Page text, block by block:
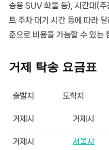
승용·SUV·화물 등), 시간대(
트·주차·대기 시간 등에 따라
준으로 비용을 가늠할 수 있는
거제 탁송 요금표
출발지 도착지
거제시 거제시
거제시 서울시